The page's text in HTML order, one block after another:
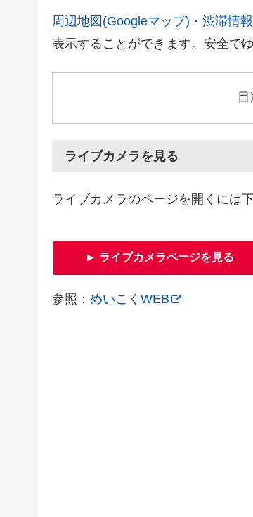
周辺地図(Googleマップ)・渋滞情報
表示することができます。安全で
目
ライブカメラを見る
ライブカメラのページを開くには
► ライブカメラページを見る
参照： めいこくWEB